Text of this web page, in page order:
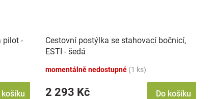
pilot -
košíku
Cestovní postýlka se stahovací bočnicí,
ESTI - šedá
momentálně nedostupné (1 ks)
2 293 Kč Do košíku